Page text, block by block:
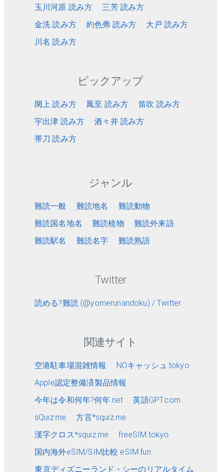
玉川河原 読み方
三芳 読み方
金洗 読み方
約色弗 読み方
大戸 読み方
川名 読み方
ピックアップ
閖上 読み方 鳳至 読み方
笛吹 読み方
宇出津 読み方
酒々井 読み方
帯刀 読み方
ジャンル
難読一般 難読地名
難読動物
難読国名地名
難読植物
難読外来語
難読駅名
難読名字 難読熟語
Twitter
読める?難読 (@yomerunandoku) / Twitter
関連サイト
空港駐車場混雑情報
NOキャッシュ.tokyo
Apple認定整備済製品情報
今年は令和何年?何年.net
英語GPT.com
sQuiz.me
方言*squiz.me
漢字クロス*squiz.me
freeSIM.tokyo
国内海外eSIM/SIM比較 eSIM.fun
東京ディズニーランド・シーのリアルタイム